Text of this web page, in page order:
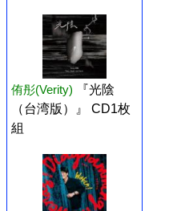
侑彤(Verity)
『光陰
（台湾版）』 CD1枚
組